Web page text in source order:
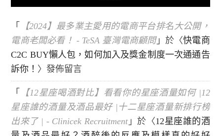
「
【2024】最多業主愛用的電商平台排名大公開，
電商老闆必看！ - TeSA 臺灣電商顧問」於〈快電商
C2C BUY懶人包，如何加入及獎金制度一次通通告
訴你！ 〉發佈留言
「
【12星座喝酒對比】看看你的星座酒量如何 |12
星座誰的酒量及酒品最好 |十二星座酒量新排行榜
出來了 | - Clinicek Recruitment 」於〈12星座誰的酒